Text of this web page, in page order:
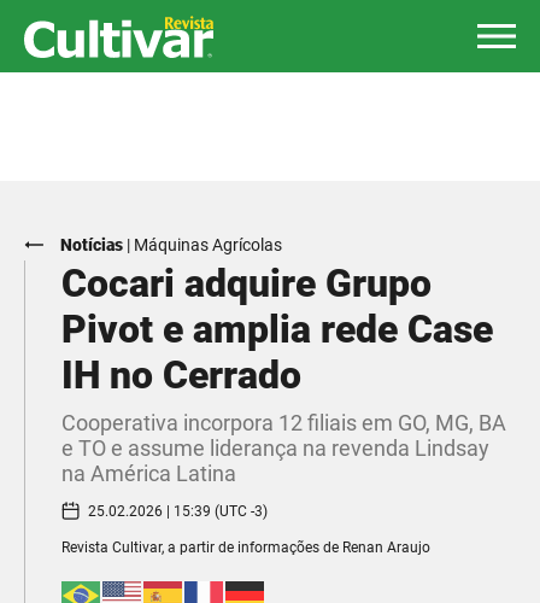
Notícias | Máquinas Agrícolas
Cocari adquire Grupo
Pivot e amplia rede Case
IH no Cerrado
Cooperativa incorpora 12 filiais em GO, MG, BA
e TO e assume liderança na revenda Lindsay
na América Latina
25.02.2026 | 15:39 (UTC -3)
Revista Cultivar, a partir de informações de Renan Araujo